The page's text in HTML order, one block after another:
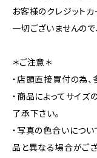
お客様のクレジット
一切ございませんので
＊ご注意＊
・店頭直接買付の為
・商品によってサイ
了承下さい。
・写真の色合いにつ
品と異なる場合がござ